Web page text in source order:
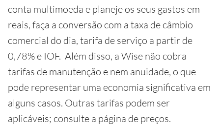
conta multimoeda e planeje os seus gastos em
reais, faça a conversão com a taxa de câmbio
comercial do dia, tarifa de serviço a partir de
0,78% e IOF. Além disso, a Wise não cobra
tarifas de manutenção e nem anuidade, o que
pode representar uma economia significativa em
alguns casos. Outras tarifas podem ser
aplicáveis; consulte a página de preços.